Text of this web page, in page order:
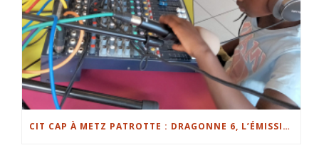
CIT CAP À METZ PATROTTE : DRAGONNE 6, L’ÉMISSION DES JEUNES DU QUARTIER